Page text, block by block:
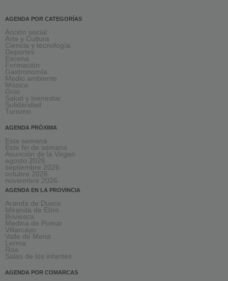
AGENDA POR CATEGORÍAS
Acción social
Arte y Cultura
Ciencia y tecnología
Deportes
Escena
Formación
Gastronomía
Medio ambiente
Música
Ocio
Salud y bienestar
Solidaridad
Turismo
AGENDA PRÓXIMA
Esta semana
Este fin de semana
Asunción de la Virgen
agosto 2026
septiembre 2026
octubre 2026
noviembre 2026
AGENDA EN LA PROVINCIA
Aranda de Duero
Miranda de Ebro
Briviesca
Medina de Pomar
Villarcayo
Valle de Mena
Lerma
Roa
Salas de los infantes
AGENDA POR COMARCAS